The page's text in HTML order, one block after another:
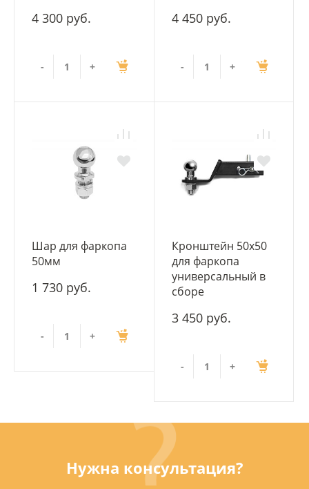
4 300 руб.
- +
4 450 руб.
- +
Шар для фаркопа
50мм
1 730 руб.
- +
Кронштейн 50х50
для фаркопа
универсальный в
сборе
3 450 руб.
- +
Нужна консультация?